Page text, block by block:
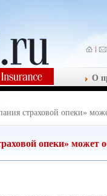
О
страховой опеки»
опеки» может